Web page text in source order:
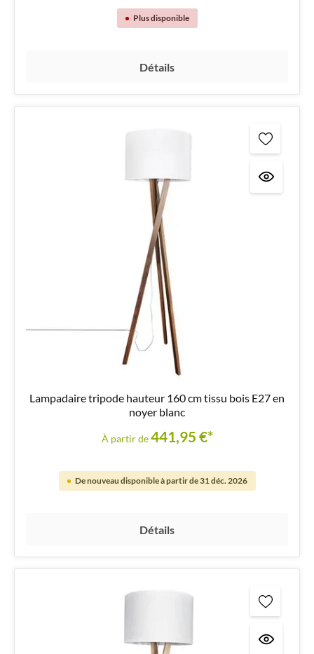
Plus disponible
Détails
Lampadaire tripode hauteur 160 cm tissu bois E27 en
noyer blanc
À partir de441,95 €*
De nouveau disponible à partir de 31 déc. 2026
Détails